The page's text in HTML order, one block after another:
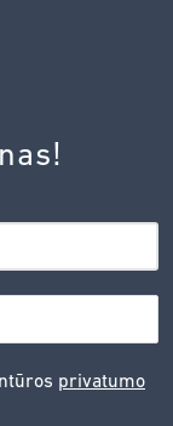
privatumo